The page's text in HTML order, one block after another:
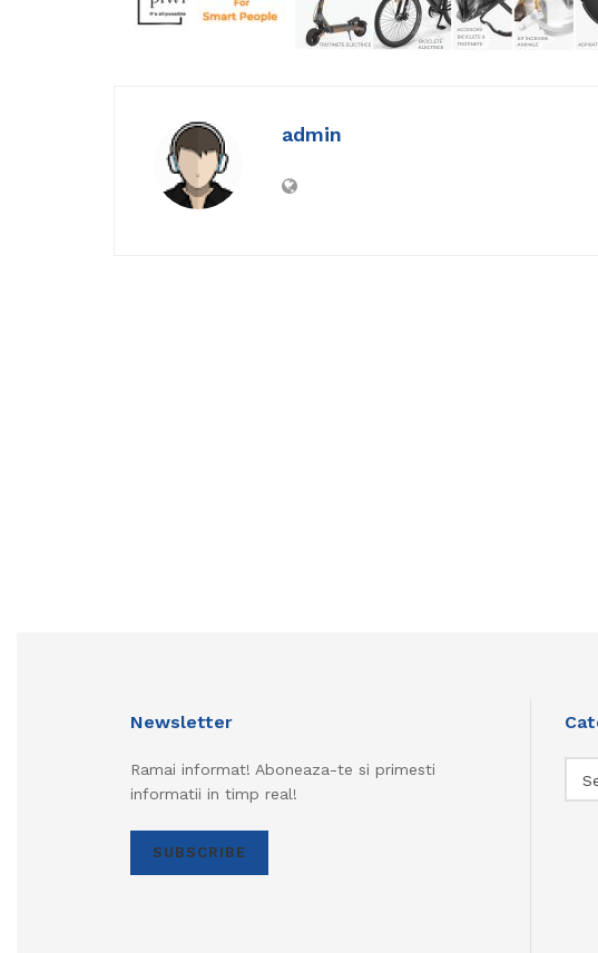
admin
Newsletter
Ramai informat! Aboneaza-te si primesti
informatii in timp real!
SUBSCRIBE